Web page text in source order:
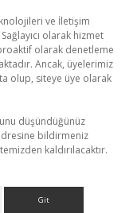
ve İletişim
olarak hizmet
olarak denetleme
Ancak, üyelerimiz
olup, siteye üye olarak
düşündüğünüz
bildirmeniz
kaldırılacaktır.